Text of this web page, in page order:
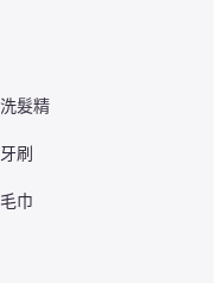
洗髮精
牙刷
毛巾